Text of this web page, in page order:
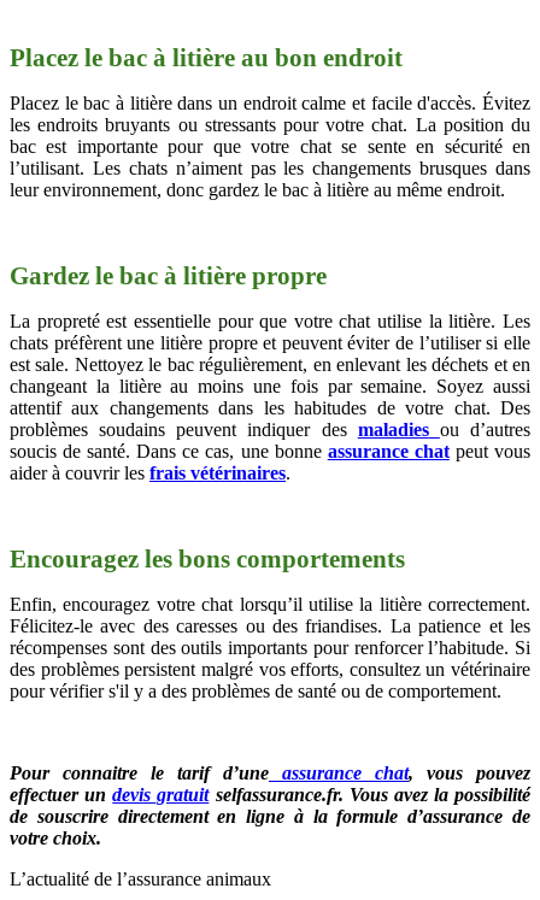
Placez le bac à litière au bon endroit
Placez le bac à litière dans un endroit calme et facile d'accès. Évitez
les endroits bruyants ou stressants pour votre chat. La position du
bac est importante pour que votre chat se sente en sécurité en
l’utilisant. Les chats n’aiment pas les changements brusques dans
leur environnement, donc gardez le bac à litière au même endroit.
Gardez le bac à litière propre
La propreté est essentielle pour que votre chat utilise la litière. Les
chats préfèrent une litière propre et peuvent éviter de l’utiliser si elle
est sale. Nettoyez le bac régulièrement, en enlevant les déchets et en
changeant la litière au moins une fois par semaine. Soyez aussi
attentif aux changements dans les habitudes de votre chat. Des
problèmes soudains peuvent indiquer des maladies ou d’autres
soucis de santé. Dans ce cas, une bonne assurance chat peut vous
aider à couvrir les frais vétérinaires.
Encouragez les bons comportements
Enfin, encouragez votre chat lorsqu’il utilise la litière correctement.
Félicitez-le avec des caresses ou des friandises. La patience et les
récompenses sont des outils importants pour renforcer l’habitude. Si
des problèmes persistent malgré vos efforts, consultez un vétérinaire
pour vérifier s'il y a des problèmes de santé ou de comportement.
Pour connaitre le tarif d’une assurance chat, vous pouvez
effectuer undevis gratuitselfassurance.fr. Vous avez la possibilité
de souscrire directement en ligne à la formule d’assurance de
votre choix.
L’actualité de l’assurance animaux